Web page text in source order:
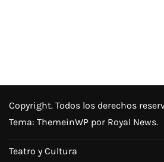
Copyright. Todos los derechos
Tema: ThemeinWP por Royal News.
Teatro y Cultura